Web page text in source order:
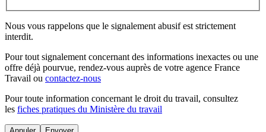
Nous vous rappelons que le signalement abusif est strictement
interdit.
Pour tout signalement concernant des informations inexactes ou une
offre déjà pourvue, rendez-vous auprès de votre agence France
Travail ou contactez-nous
Pour toute information concernant le droit du travail, consultez
les fiches pratiques du Ministère du travail